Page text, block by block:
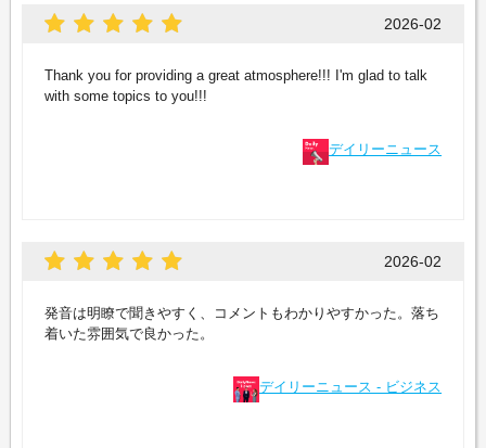
2026-02
Thank you for providing a great atmosphere!!! I'm glad to talk
with some topics to you!!!
デイリーニュース
2026-02
発音は明瞭で聞きやすく、コメントもわかりやすかった。落ち
着いた雰囲気で良かった。
デイリーニュース - ビジネス